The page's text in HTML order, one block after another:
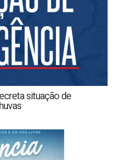
situação de